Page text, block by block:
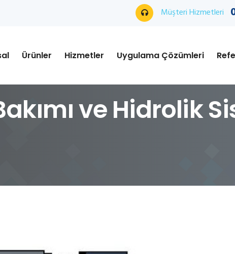
Müşteri Hizmetleri
Ürünler Hizmetler Uygulama Çözümleri
ve Hidrolik